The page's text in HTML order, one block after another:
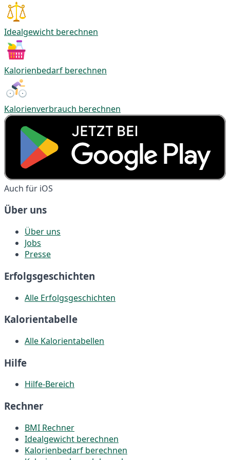
Idealgewicht berechnen
Kalorienbedarf berechnen
Kalorienverbrauch berechnen
Auch für iOS
Über uns
Über uns
Jobs
Presse
Erfolgsgeschichten
Alle Erfolgsgeschichten
Kalorientabelle
Alle Kalorientabellen
Hilfe
Hilfe-Bereich
Rechner
BMI Rechner
Idealgewicht berechnen
Kalorienbedarf berechnen